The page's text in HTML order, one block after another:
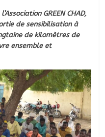
GREEN CHAD,
de sensibilisation à
de kilomètres de
ensemble et